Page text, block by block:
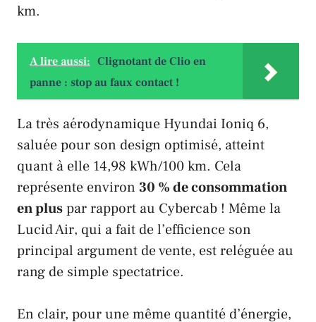
km.
A lire aussi: Clignotant de Clio en
panne : stop au faux contact !
La très aérodynamique Hyundai Ioniq 6,
saluée pour son design optimisé, atteint
quant à elle 14,98 kWh/100 km. Cela
représente environ 30 % de consommation
en pluspar rapport au Cybercab ! Même la
Lucid Air, qui a fait de l’efficience son
principal argument de vente, est reléguée au
rang de simple spectatrice.
En clair, pour une même quantité d’énergie,